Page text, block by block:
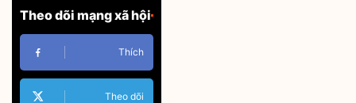
Theo dõi mạng xã hội
Thích
Theo dõi